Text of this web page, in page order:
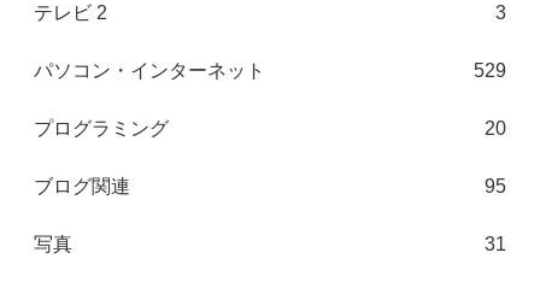
テレビ 2 3
パソコン・インターネット 529
プログラミング 20
ブログ関連 95
写真 31